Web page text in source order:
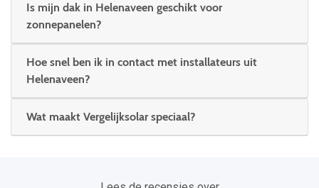
Is mijn dak in Helenaveen geschikt voor
zonnepanelen?
Hoe snel ben ik in contact met installateurs uit
Helenaveen?
Wat maakt Vergelijksolar speciaal?